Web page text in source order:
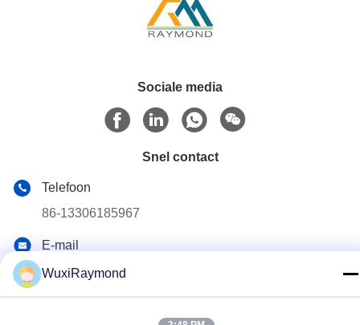
Sociale media
Snel contact
Telefoon
86-13306185967
E-mail
adam@wxhy.com.cn
Adres
Shitangwan lndustrial Park, Wuxi City, Jiangsu Prov.,
WuxiRaymond